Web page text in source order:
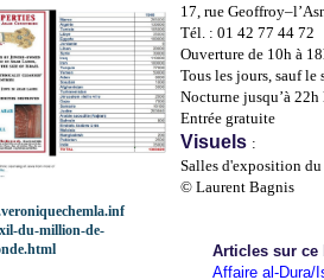
17, rue
Tél. : 01 42 77 44 72
Ouverture de 10h à
Tous les jours, sauf le
Nocturne jusqu’à
Entrée gratuite
Visuels :
Salles d'exposition
© Laurent Bagnis
Articles sur ce
Affaire al-Dura/
du-million-de-